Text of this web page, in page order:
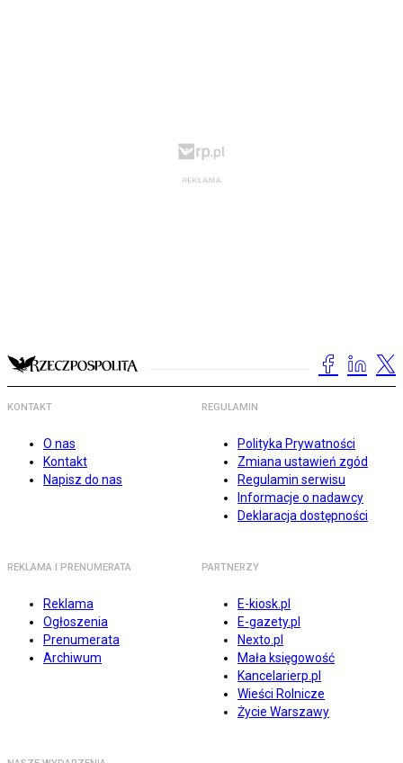
KONTAKT
O nas
Kontakt
Napisz do nas
REGULAMIN
Polityka Prywatności
Zmiana ustawień zgód
Regulamin serwisu
Informacje o nadawcy
Deklaracja dostępności
REKLAMA I PRENUMERATA
Reklama
Ogłoszenia
Prenumerata
Archiwum
PARTNERZY
E-kiosk.pl
E-gazety.pl
Nexto.pl
Mała księgowość
Kancelarierp.pl
Wieści Rolnicze
Życie Warszawy